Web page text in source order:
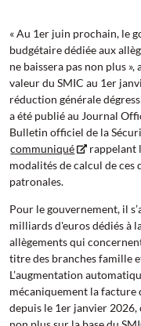
Au 1er juin prochain, le
budgétaire dédiée aux
ne baissera pas non plus ,
valeur du SMIC au 1er
réduction générale
a été publié au Journal
Bulletin officiel de la
communiqué
rappelant
modalités de calcul de
patronales.
Pour le gouvernement, il
milliards d'euros dédiés à
allègements qui
titre des branches famille
L’augmentation
mécaniquement la facture
depuis le 1er janvier 2026,